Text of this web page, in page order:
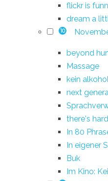
flickr is
dream a
10
beyond
Massage
kein
next
there's
In 80
In eigener
Buk
Im Kino: